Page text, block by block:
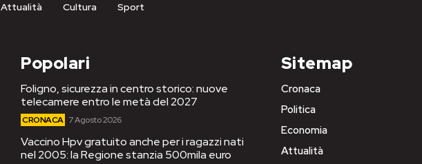
Attualità Cultura Sport
Popolari
Foligno, sicurezza in centro storico: nuove
telecamere entro le metà del 2027
CRONACA 7 Agosto 2026
Vaccino Hpv gratuito anche per i ragazzi nati
nel 2005: la Regione stanzia 500mila euro
Sitemap
Cronaca
Politica
Economia
Attualità